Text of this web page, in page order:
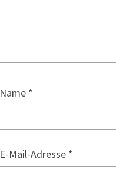
Name *
E-Mail-Adresse *